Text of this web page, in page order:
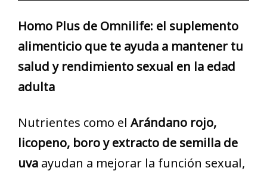
Homo Plus de Omnilife: el suplemento
alimenticio que te ayuda a mantener tu
salud y rendimiento sexual en la edad
adulta
Nutrientes como el Arándano rojo,
licopeno, boro y extracto de semilla de
uva ayudan a mejorar la función sexual,